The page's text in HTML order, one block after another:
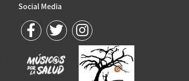
Social Media